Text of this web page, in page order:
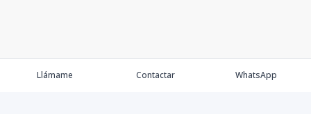
Llámame Contactar WhatsApp